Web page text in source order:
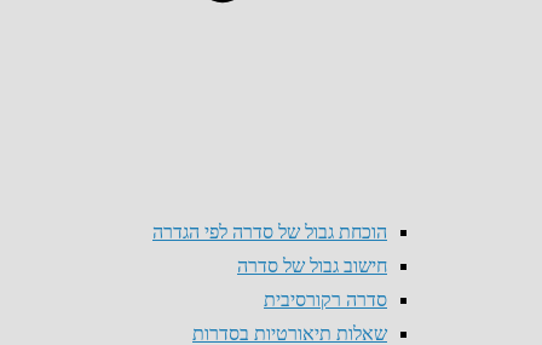
הוכחת גבול של סדרה לפי הגדרה
חישוב גבול של סדרה
סדרה רקורסיבית
שאלות תיאורטיות בסדרות